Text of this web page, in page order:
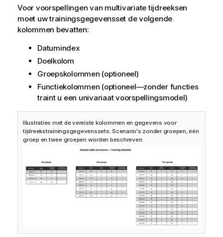
Voor voorspellingen van multivariate tijdreeksen
moet uw trainingsgegevensset de volgende
kolommen bevatten:
Datumindex
Doelkolom
Groepskolommen (optioneel)
Functiekolommen (optioneel—zonder functies
traint u een univariaat voorspellingsmodel)
Illustraties met de vereiste kolommen en gegevens voor
tijdreekstrainingsgegevenssets. Scenario's zonder groepen, één
groep en twee groepen worden beschreven.